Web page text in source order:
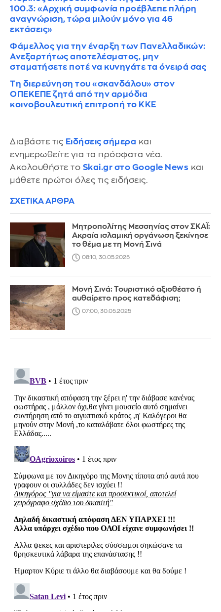
100.3: «Αρχική συμφωνία προέβλεπε πλήρη
αναγνώριση, τώρα μιλούν μόνο για 46
εκτάσεις»
Φάμελλος για την έναρξη των Πανελλαδικών:
Ανεξαρτήτως αποτελέσματος, μην
σταματήσετε ποτέ να κυνηγάτε τα όνειρά σας
Τη διερεύνηση του «σκανδάλου» στον
ΟΠΕΚΕΠΕ ζητά από την αρμόδια
κοινοβουλευτική επιτροπή το ΚΚΕ
Διαβάστε τις Ειδήσεις σήμερα και
ενημερωθείτε για τα πρόσφατα νέα.
Ακολουθήστε το Skai.gr στο Google News και
μάθετε πρώτοι όλες τις ειδήσεις.
ΣΧΕΤΙΚΑ ΑΡΘΡΑ
Μητροπολίτης Μεσσηνίας στον ΣΚΑΪ:
Ακραία ισλαμική οργάνωση ξεκίνησε
το θέμα με τη Μονή Σινά
08:10, 30.05.2025
Μονή Σινά: Τουριστικό αξιοθέατο ή
αυθαίρετο προς κατεδάφιση;
07:00, 30.05.2025